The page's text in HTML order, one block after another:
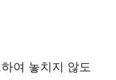
여 놓치지 않도